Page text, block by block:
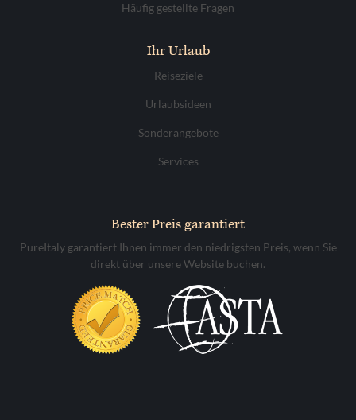
Häufig gestellte Fragen
Ihr Urlaub
Reiseziele
Urlaubsideen
Sonderangebote
Services
Bester Preis garantiert
PureItaly garantiert Ihnen immer den niedrigsten Preis, wenn Sie
direkt über unsere Website buchen.